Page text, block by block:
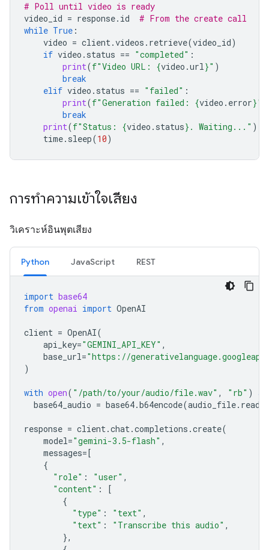
# Poll until video is ready
video_id = response. id
# From the create call
while True :
video = client.videos . retrieve(video_id)
if video . status == "completed" :
print(f"Video URL: {video .url}" )
break
elif video . status == "failed" :
print(f"Generation failed: {video . error}"
break
print(f"Status: {video . status} . Waiting..." )
time. sleep(10)
การทำความเข้าใจเสียง
วิเคราะห์อินพุตเสียง
Python JavaScript REST
import base64
from openai import OpenAI
client = OpenAI(
api_key="GEMINI_API_KEY" ,
base_url="https://
)
with open( "/path/to/your/audio/file.wav" , "rb" ) as
base64_audio = base64.b64encode(audio_file. read
response = client.chat.completions .create(
model="gemini-3.5-flash" ,
messages=[
{
"role" : "user" ,
"content" :
[
{
"type" : "text" ,
"text" : "Transcribe this audio" ,
},